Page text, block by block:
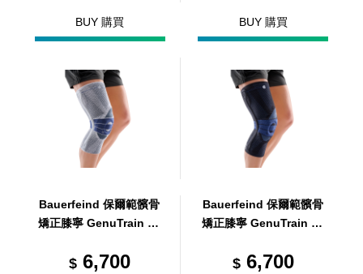
BUY 購買 BUY 購買
Bauerfeind 保爾範髕骨
矯正膝寧 GenuTrain P3
$6,700
Bauerfeind 保爾範髕骨
矯正膝寧 GenuTrain P3
$6,700